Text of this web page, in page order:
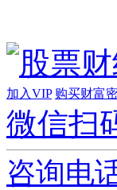
加入VIP 购买财富
微信扫
咨询电